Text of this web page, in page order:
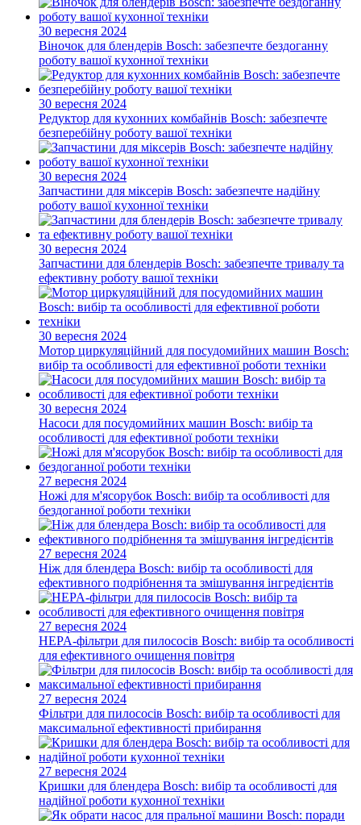
30 вересня 2024
Віночок для блендерів Bosch: забезпечте бездоганну
роботу вашої кухонної техніки
30 вересня 2024
Редуктор для кухонних комбайнів Bosch: забезпечте
безперебійну роботу вашої техніки
30 вересня 2024
Запчастини для міксерів Bosch: забезпечте надійну
роботу вашої кухонної техніки
30 вересня 2024
Запчастини для блендерів Bosch: забезпечте тривалу та
ефективну роботу вашої техніки
30 вересня 2024
Мотор циркуляційний для посудомийних машин Bosch:
вибір та особливості для ефективної роботи техніки
30 вересня 2024
Насоси для посудомийних машин Bosch: вибір та
особливості для ефективної роботи техніки
27 вересня 2024
Ножі для м'ясорубок Bosch: вибір та особливості для
бездоганної роботи техніки
27 вересня 2024
Ніж для блендера Bosch: вибір та особливості для
ефективного подрібнення та змішування інгредієнтів
27 вересня 2024
HEPA-фільтри для пилососів Bosch: вибір та особливості
для ефективного очищення повітря
27 вересня 2024
Фільтри для пилососів Bosch: вибір та особливості для
максимальної ефективності прибирання
27 вересня 2024
Кришки для блендера Bosch: вибір та особливості для
надійної роботи кухонної техніки